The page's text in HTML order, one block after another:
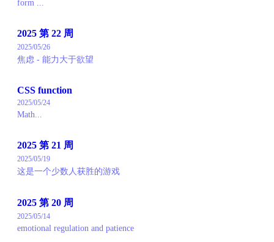
form ...
2025 第 22 周
2025/05/26
焦虑 - 能力大于欲望
CSS function
2025/05/24
Math...
2025 第 21 周
2025/05/19
这是一个少数人获胜的游戏
2025 第 20 周
2025/05/14
emotional regulation and patience